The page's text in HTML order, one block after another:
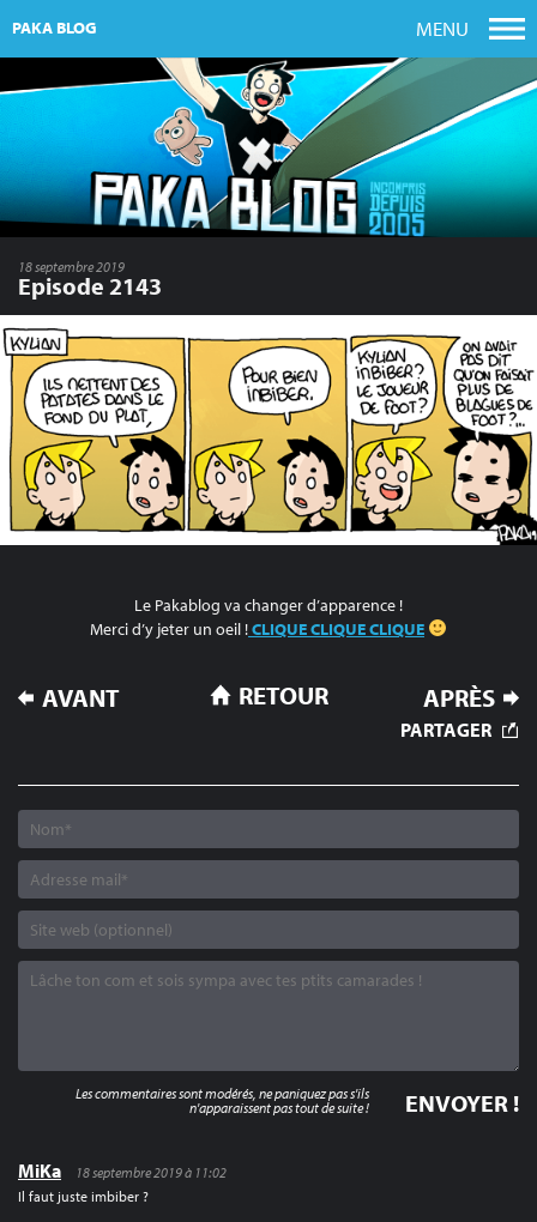
PAKA BLOG MENU
18 septembre 2019
Episode 2143
Le Pakablog va changer d’apparence !
Merci d’y jeter un oeil !CLIQUE CLIQUE CLIQUE
NAVIGATION
DE
AVANT APRÈS
RETOUR
PARTAGER
MiKa
18 septembre 2019 à 11:02
Il faut juste imbiber ?
Les commentaires sont modérés, ne paniquez pas s'ils
n'apparaissent pas tout de suite !